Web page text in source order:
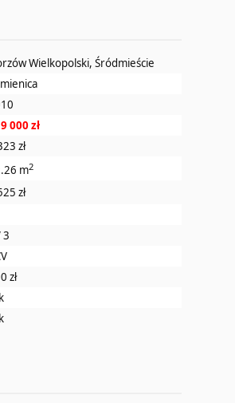
Wielkopolski, Śródmieście
000 zł
zł
m2
zł
3
zł